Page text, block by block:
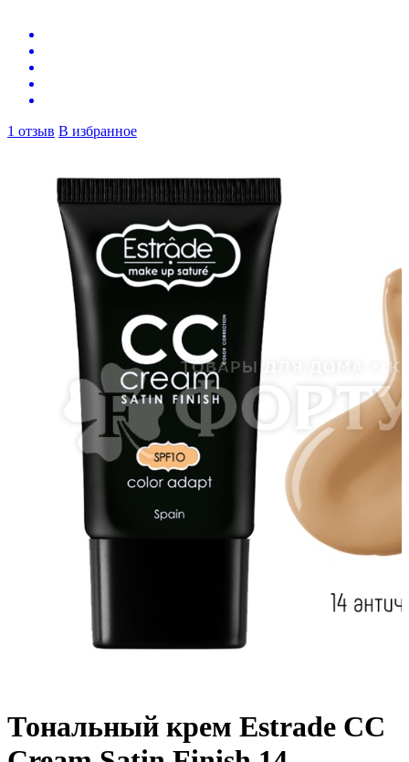
1 отзыв В избранное
Тональный крем Estrade CC